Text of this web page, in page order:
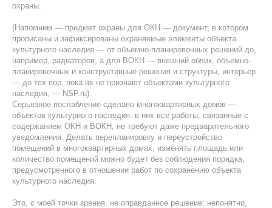
охраны.
(Напомним — предмет охраны для ОКН — документ, в котором
прописаны и зафиксированы охраняемые элементы объекта
культурного наследия — от объемно-планировочных решений до,
например, радиаторов, а для ВОКН — внешний облик, объемно-
планировочных и конструктивные решения и структуры, интерьер
— до тех пор, пока их не признают объектами культурного
наследия, — NSP.ru).
Серьезное послабление сделано многоквартирных домов —
объектов культурного наследия: в них все работы, связанные с
содержанием ОКН и ВОКН, не требуют даже предварительного
уведомления. Делать перепланировку и переустройство
помещений в многоквартирных домах, изменять площадь или
количество помещений можно будет без соблюдения порядка,
предусмотренного в отношении работ по сохранению объекта
культурного наследия.
Это, с моей точки зрения, не оправданное решение: непонятно,